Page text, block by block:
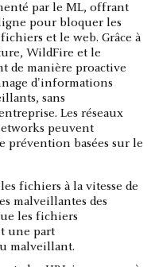
par le ML, offrant
pour bloquer les
et le web. Grâce à
WildFire et le
de manière proactive
d'informations
sans
Les réseaux
peuvent
prévention basées sur le
fichiers à la vitesse de
malveillantes des
les fichiers
une part
malveillant.